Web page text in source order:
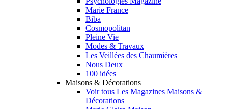
Marie France
Biba
Cosmopolitan
Pleine Vie
Modes & Travaux
Les Veillées des Chaumières
Nous Deux
100 idées
Maisons & Décorations
Voir tous Les Magazines Maisons &
Décorations